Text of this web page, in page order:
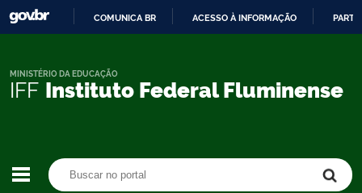
CONTEÚDO
COMUNICA BR ACESSO À INFORMAÇÃO
IFF Instituto Federal Fluminense
MINISTÉRIO DA EDUCAÇÃO